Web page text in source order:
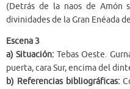
(Detrás de la naos de Amón
divinidades de la Gran Enéada
Escena 3
a) Situación: Tebas Oeste.
puerta, cara Sur, encima del
b) Referencias bibliográficas: